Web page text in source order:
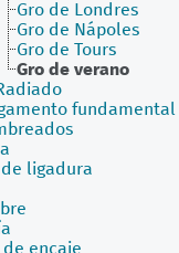
Gro de Londres
Gro de Nápoles
Gro de Tours
Gro de verano
fundamental
de ligadura
de encaje